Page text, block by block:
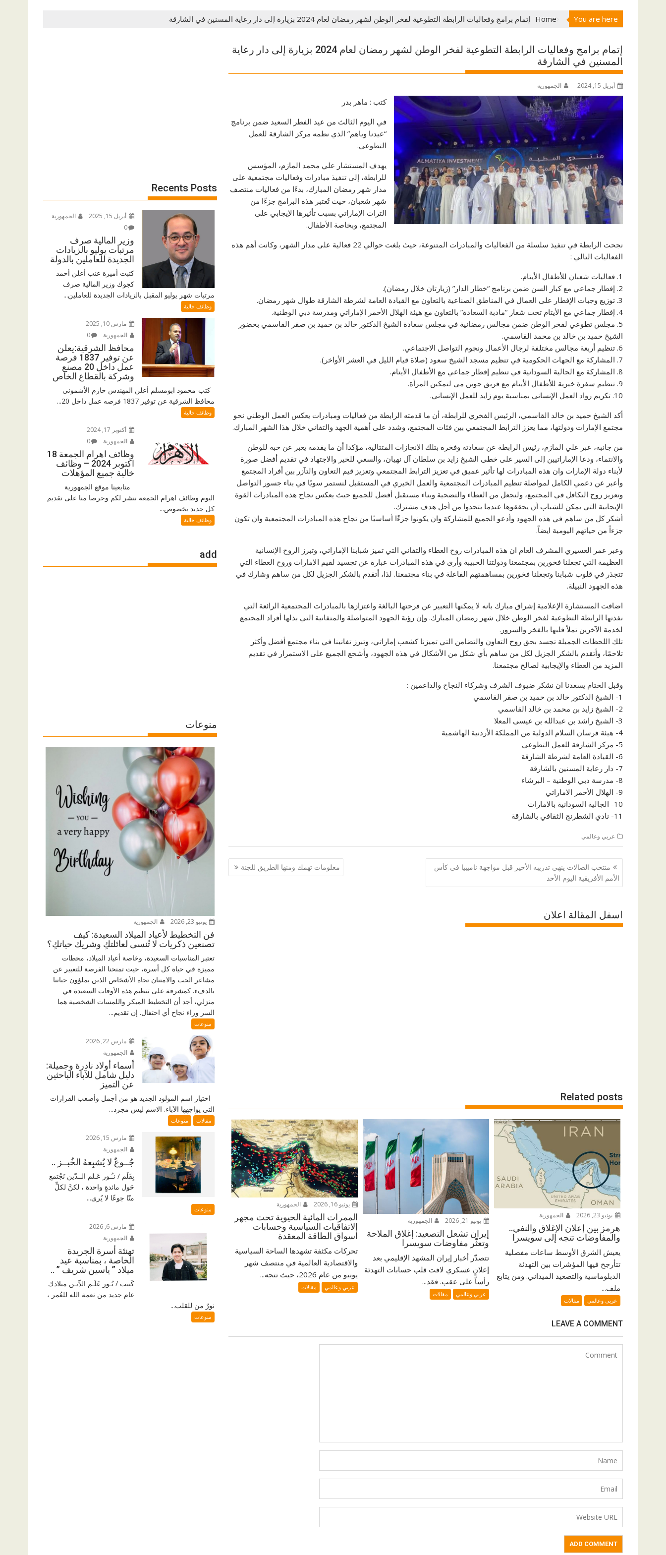
You are here
Home إتمام برامج وفعاليات الرابطة التطوعية لفخر الوطن لشهر رمضان لعام 2024 بزيارة إلى دار رعاية المسنين في الشارقة
إتمام برامج وفعاليات الرابطة التطوعية لفخر الوطن لشهر رمضان لعام 2024 بزيارة إلى دار رعاية
المسنين في الشارقة
أبريل 15, 2024 الجمهورية
كتب : ماهر بدر
في اليوم الثالث من عيد الفطر السعيد ضمن برنامج
“عيدنا وياهم” الذي نظمه مركز الشارقة للعمل
التطوعي.
يهدف المستشار علي محمد المازم، المؤسس
للرابطة، إلى تنفيذ مبادرات وفعاليات مجتمعية على
مدار شهر رمضان المبارك، بدءًا من فعاليات منتصف
شهر شعبان، حيث تُعتبر هذه البرامج جزءًا من
التراث الإماراتي بسبب تأثيرها الإيجابي على
المجتمع، وبخاصة الأطفال.
نجحت الرابطة في تنفيذ سلسلة من الفعاليات والمبادرات المتنوعة، حيث بلغت حوالي 22 فعالية على مدار الشهر، وكانت أهم هذه
الفعاليات التالي :
1. فعاليات شعبان للأطفال الأيتام.
2. إفطار جماعي مع كبار السن ضمن برنامج “خطار الدار” (زيارتان خلال رمضان).
3. توزيع وجبات الإفطار على العمال في المناطق الصناعية بالتعاون مع القيادة العامة لشرطة الشارقة طوال شهر رمضان.
4. إفطار جماعي مع الأيتام تحت شعار “مادبة السعادة” بالتعاون مع هيئة الهلال الأحمر الإماراتي ومدرسة دبي الوطنية.
5. مجلس تطوعي لفخر الوطن ضمن مجالس رمضانية في مجلس سعادة الشيخ الدكتور خالد بن حميد بن صقر القاسمي بحضور
الشيخ حميد بن خالد بن محمد القاسمي.
6. تنظيم أربعة مجالس مختلفة لرجال الأعمال ونجوم التواصل الاجتماعي.
7. المشاركة مع الجهات الحكومية في تنظيم مسجد الشيخ سعود (صلاة قيام الليل في العشر الأواخر).
8. المشاركة مع الجالية السودانية في تنظيم إفطار جماعي مع الأطفال الأيتام.
9. تنظيم سفرة خيرية للأطفال الأيتام مع فريق جوين مي لتمكين المرأة.
10. تكريم رواد العمل الإنساني بمناسبة يوم زايد للعمل الإنساني.
أكد الشيخ حميد بن خالد القاسمي، الرئيس الفخري للرابطة، أن ما قدمته الرابطة من فعاليات ومبادرات يعكس العمل الوطني نحو
مجتمع الإمارات ودولتها، مما يعزز الترابط المجتمعي بين فئات المجتمع، وشدد على أهمية الجهد والتفاني خلال هذا الشهر المبارك.
من جانبه، عبر علي المازم، رئيس الرابطة عن سعادته وفخره بتلك الإنجازات المتتالية، مؤكدا أن ما يقدمه يعبر عن حبه للوطن
والانتماء، ودعا الإماراتيين إلى السير على خطى الشيخ زايد بن سلطان آل نهيان، والسعي للخير والاجتهاد في تقديم أفضل صورة
لأبناء دولة الإمارات وان هذه المبادرات لها تأثير عميق في تعزيز الترابط المجتمعي وتعزيز قيم التعاون والتآزر بين أفراد المجتمع
وأعبر عن دعمي الكامل لمواصلة تنظيم المبادرات المجتمعية والعمل الخيري في المستقبل لنستمر سويًا في بناء جسور التواصل
وتعزيز روح التكافل في المجتمع، ولنجعل من العطاء والتضحية وبناء مستقبل أفضل للجميع حيث يعكس نجاح هذه المبادرات القوة
الإيجابية التي يمكن للشباب أن يحققوها عندما يتحدوا من أجل هدف مشترك.
أشكر كل من ساهم في هذه الجهود وأدعو الجميع للمشاركة وان يكونوا جزءًا أساسيًا من تجاح هذه المبادرات المجتمعية وان تكون
جزءاً من حياتهم اليومية ايضاً.
وعبر عمر العسيري المشرف العام ان هذه المبادرات روح العطاء والتفاني التي تميز شبابنا الإماراتي، وتبرز الروح الإنسانية
العظيمة التي تجعلنا فخورين بمجتمعنا ودولتنا الحبيبة وأرى في هذه المبادرات عبارة عن تجسيد لقيم الإمارات وروح العطاء التي
تتجذر في قلوب شبابنا وتجعلنا فخورين بمساهمتهم الفاعلة في بناء مجتمعنا. لذا، أتقدم بالشكر الجزيل لكل من ساهم وشارك في
هذه الجهود النبيلة.
اضافت المستشارة الإعلامية إشراق مبارك بانه لا يمكنها التعبير عن فرحتها البالغة واعتزازها بالمبادرات المجتمعية الرائعة التي
نفذتها الرابطة التطوعية لفخر الوطن خلال شهر رمضان المبارك. وإن رؤية الجهود المتواصلة والمتفانية التي بذلها أفراد المجتمع
لخدمة الآخرين تملأ قلبها بالفخر والسرور.
تلك اللحظات الجميلة تجسد بحق روح التعاون والتضامن التي تميزنا كشعب إماراتي، وتبرز تفانينا في بناء مجتمع أفضل وأكثر
تلاحمًا، وأتقدم بالشكر الجزيل لكل من ساهم بأي شكل من الأشكال في هذه الجهود، وأشجع الجميع على الاستمرار في تقديم
المزيد من العطاء والإيجابية لصالح مجتمعنا.
وقبل الختام يسعدنا ان نشكر ضيوف الشرف وشركاء النجاح والداعمين :
1- الشيخ الدكتور خالد بن حميد بن صقر القاسمي
2- الشيخ زايد بن محمد بن خالد القاسمي
3- الشيخ راشد بن عبدالله بن عيسى المعلا
4- هيئة فرسان السلام الدولية من المملكة الأردنية الهاشمية
5- مركز الشارقة للعمل التطوعي
6- القيادة العامة لشرطة الشارقة
7- دار رعاية المسنين بالشارقة
8- مدرسة دبي الوطنية – البرشاء
9- الهلال الأحمر الاماراتي
10- الجالية السودانية بالامارات
11- نادي الشطرنج الثقافي بالشارقة
عربي وعالمي
تصفّح
المقالات
منتخب الصالات ينهى تدريبه الأخير قبل مواجهة ناميبيا فى كأس
الأمم الأفريقية اليوم الأحد
معلومات تهمك ومنها الطريق للجنة
اسفل المقالة اعلان
Related posts
يونيو 23, 2026 الجمهورية
هرمز بين إعلان الإغلاق والنفي..
والمفاوضات تتجه إلى سويسرا
يعيش الشرق الأوسط ساعات مفصلية
تتأرجح فيها المؤشرات بين التهدئة
الدبلوماسية والتصعيد الميداني. ومن يتابع
ملف...
عربي وعالمي مقالات
يونيو 21, 2026 الجمهورية
إيران تشعل التصعيد: إغلاق الملاحة
وتعثّر مفاوضات سويسرا
تتصدّر أخبار إيران المشهد الإقليمي بعد
إعلانٍ عسكري لافت قلب حسابات التهدئة
رأساً على عقب. فقد...
عربي وعالمي مقالات
يونيو 16, 2026 الجمهورية
الممرات المائية الحيوية تحت مجهر
الاتفاقيات السياسية وحسابات
أسواق الطاقة المعقدة
تحركات مكثفة تشهدها الساحة السياسية
والاقتصادية العالمية في منتصف شهر
يونيو من عام 2026، حيث تتجه...
عربي وعالمي مقالات
LEAVE A COMMENT
Recents Posts
أبريل 15, 2025
الجمهورية
0
وزير المالية صرف
مرتبات يوليو بالزيادات
الجديدة للعاملين بالدولة
كتبت أميرة عنب أعلن أحمد
كجوك وزير المالية صرف
مرتبات شهر يوليو المقبل بالزيادات الجديدة للعاملين...
وظائف خالية
مارس 10, 2025
الجمهورية
0
محافظ الشرقية:يعلن
عن توفير 1837 فرصة
عمل داخل 20 مصنع
وشركة بالقطاع الخاص
كتب-محمود ابومسلم أعلن المهندس حازم الأشموني
محافظ الشرقية عن توفير 1837 فرصه عمل داخل 20...
وظائف خالية
أكتوبر 17, 2024
الجمهورية
0
وظائف اهرام الجمعة 18
اكتوبر 2024 – وظائف
خالية جميع المؤهلات
متابعينا موقع الجمهورية
اليوم وظائف اهرام الجمعة ننشر لكم وحرصا منا على تقديم
كل جديد بخصوص...
وظائف خالية
add
منوعات
يونيو 23, 2026 الجمهورية
فن التخطيط لأعياد الميلاد السعيدة: كيف
تصنعين ذكريات لا تُنسى لعائلتكِ وشريك حياتكِ؟
تعتبر المناسبات السعيدة، وخاصة أعياد الميلاد، محطات
مميزة في حياة كل أسرة، حيث تمنحنا الفرصة للتعبير عن
مشاعر الحب والامتنان تجاه الأشخاص الذين يملؤون حياتنا
بالدفء. كمشرفة على تنظيم هذه الأوقات السعيدة في
منزلي، أجد أن التخطيط المبكر واللمسات الشخصية هما
السر وراء نجاح أي احتفال. إن تقديم...
منوعات
مارس 22, 2026
الجمهورية
أسماء أولاد نادرة وجميلة:
دليل شامل للآباء الباحثين
عن التميز
اختيار اسم المولود الجديد هو من أجمل وأصعب القرارات
التي يواجهها الآباء. الاسم ليس مجرد...
مقالات منوعات
مارس 15, 2026
الجمهورية
جُــوعٌ لا يُشبِعهُ الخُبــز ..
بِقَلَم / نـُـور عَـلم الــدّين نَجْتمع
حَول مائدةٍ واحدة ، لكنَّ لكلٍّ
منّا جوعًا لا يُرى...
منوعات
مارس 6, 2026
الجمهورية
تهنئة أسرة الجريدة
الخاصة ، بمناسبة عيد
ميلاد ” ياسين شريف ” ..
كَتبت / نُـور عَلَـم الدِّيـن ميلادك
عام جديد من نعمة الله للعُمر ،
نورٌ من للقلب...
منوعات